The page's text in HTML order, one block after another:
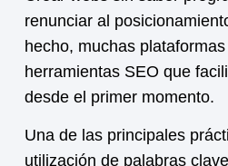
renunciar al
hecho, muchas
herramientas SEO que
desde el primer momento.
Una de las principales
utilización de palabras